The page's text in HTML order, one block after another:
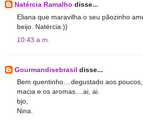
Natércia Ramalho disse...
Eliana que maravilha o seu pãozinho
beijo. Natércia:))
10:43 a.m.
Gourmandisebrasil disse...
Bem quentinho....degustado aos
macia e os aromas....ai, ai.
bjo,
Nina.